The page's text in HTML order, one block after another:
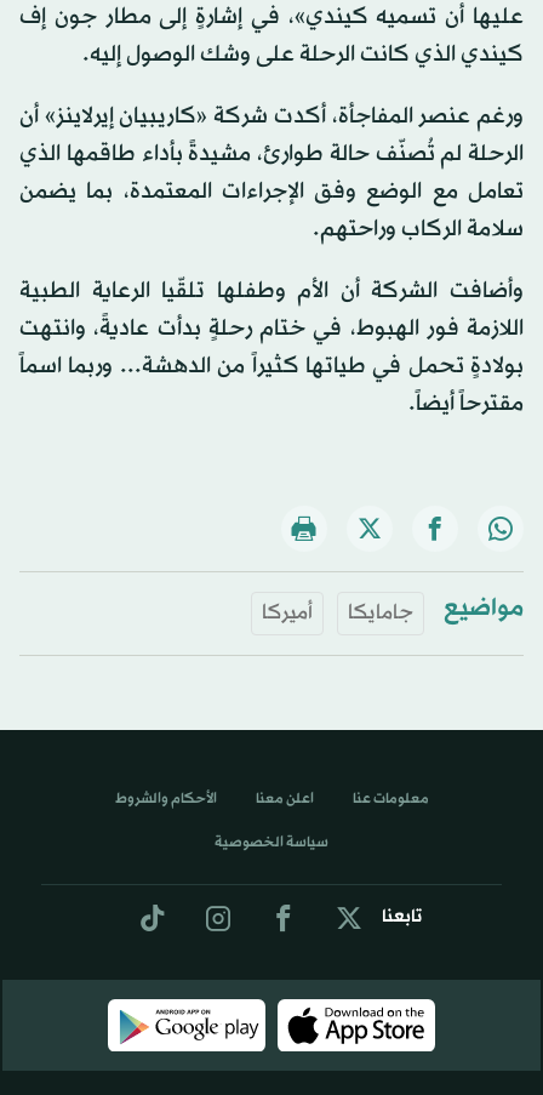
عليها أن تسميه كيندي»، في إشارةٍ إلى مطار جون إف
كيندي الذي كانت الرحلة على وشك الوصول إليه.
ورغم عنصر المفاجأة، أكدت شركة «كاريبيان إيرلاينز» أن
الرحلة لم تُصنّف حالة طوارئ، مشيدةً بأداء طاقمها الذي
تعامل مع الوضع وفق الإجراءات المعتمدة، بما يضمن
سلامة الركاب وراحتهم.
وأضافت الشركة أن الأم وطفلها تلقّيا الرعاية الطبية
اللازمة فور الهبوط، في ختام رحلةٍ بدأت عاديةً، وانتهت
بولادةٍ تحمل في طياتها كثيراً من الدهشة... وربما اسماً
مقترحاً أيضاً.
مواضيع جامايكا أميركا
تابعنا
معلومات عنا اعلن معنا الأحكام والشروط
سياسة الخصوصية